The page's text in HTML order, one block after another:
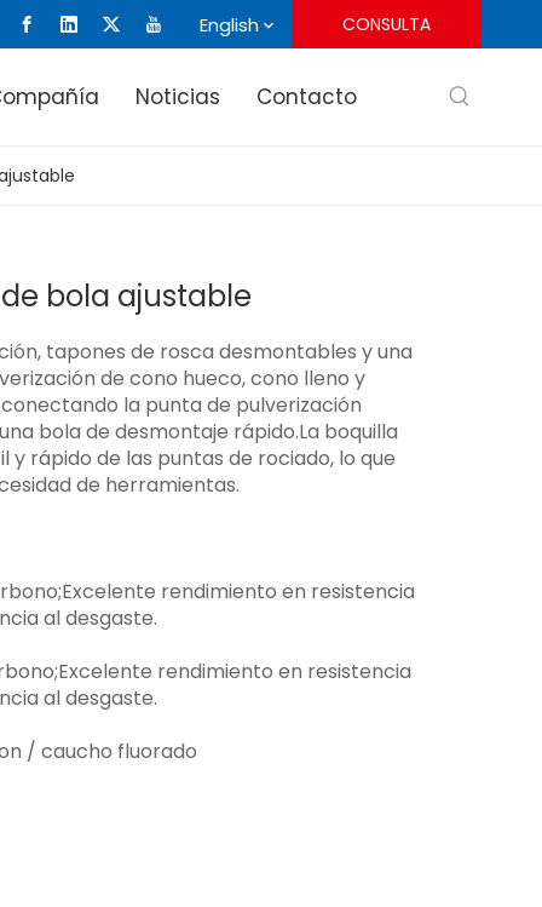
English CONSULTA
Noticias Contacto
bola ajustable
tapones de rosca desmontables y una
de cono hueco, cono lleno y
la punta de pulverización
bola de desmontaje rápido.La boquilla
rápido de las puntas de rociado, lo que
de herramientas.
rendimiento en resistencia
al desgaste.
rendimiento en resistencia
al desgaste.
/ caucho fluorado